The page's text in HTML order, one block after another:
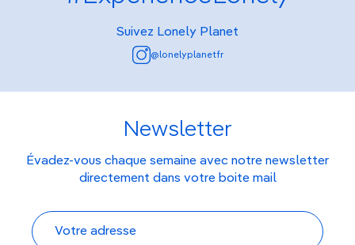
Suivez Lonely Planet
@lonelyplanetfr
Newsletter
Évadez-vous chaque semaine avec notre newsletter
directement dans votre boite mail